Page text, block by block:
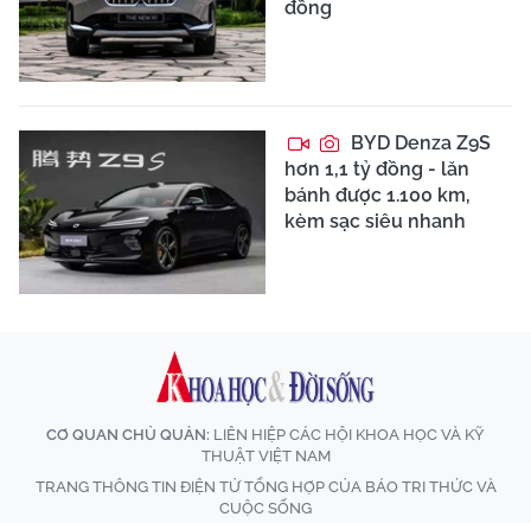
đồng
BYD Denza Z9S
hơn 1,1 tỷ đồng - lăn
bánh được 1.100 km,
kèm sạc siêu nhanh
CƠ QUAN CHỦ QUẢN: LIÊN HIỆP CÁC HỘI KHOA HỌC VÀ KỸ
THUẬT VIỆT NAM
TRANG THÔNG TIN ĐIỆN TỬ TỔNG HỢP CỦA BÁO TRI THỨC VÀ
CUỘC SỐNG